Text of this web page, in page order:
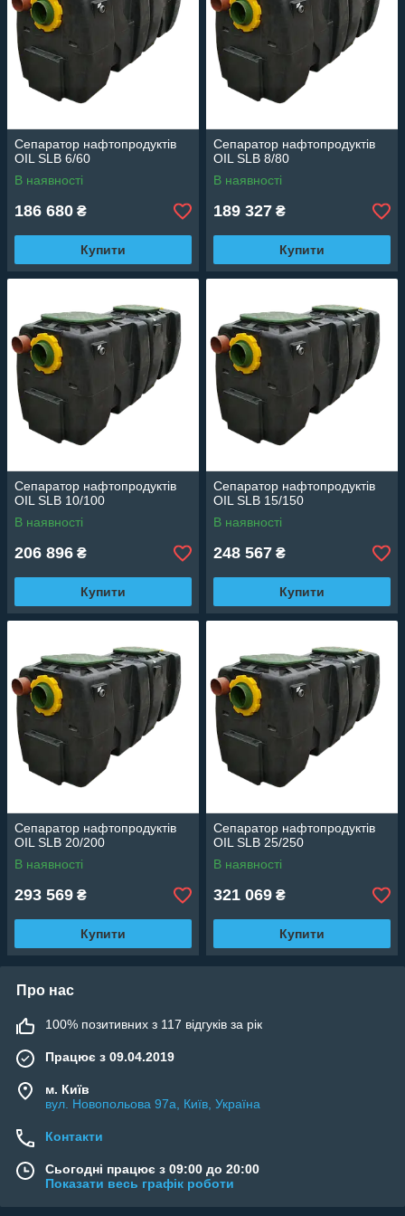
Сепаратор нафтопродуктів
OIL SLB 6/60
В наявності
186 680 ₴
Купити
Сепаратор нафтопродуктів
OIL SLB 8/80
В наявності
189 327 ₴
Купити
Сепаратор нафтопродуктів
OIL SLB 10/100
В наявності
206 896 ₴
Купити
Сепаратор нафтопродуктів
OIL SLB 15/150
В наявності
248 567 ₴
Купити
Сепаратор нафтопродуктів
OIL SLB 20/200
В наявності
293 569 ₴
Купити
Сепаратор нафтопродуктів
OIL SLB 25/250
В наявності
321 069 ₴
Купити
Про нас
100% позитивних з 117 відгуків за рік
Працює з 09.04.2019
м. Київ
вул. Новопольова 97а, Київ, Україна
Контакти
Сьогодні працює з 09:00 до 20:00
Показати весь графік роботи